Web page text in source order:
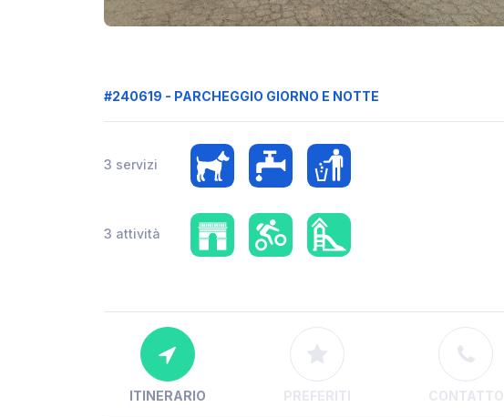
#240619 - PARCHEGGIO GIORNO E NOTTE
3 servizi
3 attività
ITINERARIO PREFERITI CONTATTO